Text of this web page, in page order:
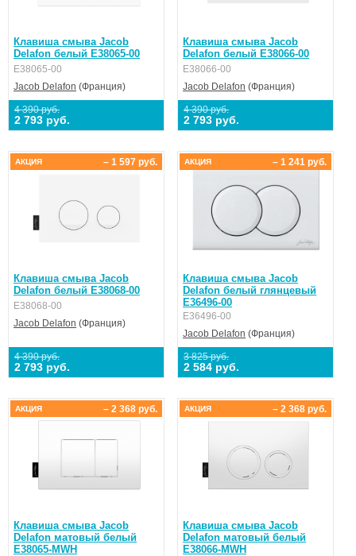
Клавиша смыва Jacob
Delafon белый E38065-00
E38065-00
Jacob Delafon (Франция)
4 390 руб.
2 793 руб.
Клавиша смыва Jacob
Delafon белый E38066-00
E38066-00
Jacob Delafon (Франция)
4 390 руб.
2 793 руб.
Клавиша смыва Jacob
Delafon белый E38068-00
E38068-00
Jacob Delafon (Франция)
4 390 руб.
2 793 руб.
– 1 597 руб.
АКЦИЯ
Клавиша смыва Jacob
Delafon белый глянцевый
E36496-00
E36496-00
Jacob Delafon (Франция)
3 825 руб.
2 584 руб.
– 1 241 руб.
АКЦИЯ
Клавиша смыва Jacob
Delafon матовый белый
E38065-MWH
– 2 368 руб.
АКЦИЯ
Клавиша смыва Jacob
Delafon матовый белый
E38066-MWH
– 2 368 руб.
АКЦИЯ